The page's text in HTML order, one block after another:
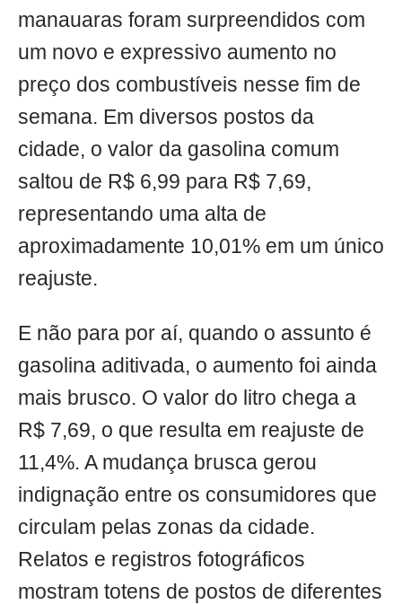
manauaras foram surpreendidos com
um novo e expressivo aumento no
preço dos combustíveis nesse fim de
semana. Em diversos postos da
cidade, o valor da gasolina comum
saltou de R$ 6,99 para R$ 7,69,
representando uma alta de
aproximadamente 10,01% em um único
reajuste.
E não para por aí, quando o assunto é
gasolina aditivada, o aumento foi ainda
mais brusco. O valor do litro chega a
R$ 7,69, o que resulta em reajuste de
11,4%. A mudança brusca gerou
indignação entre os consumidores que
circulam pelas zonas da cidade.
Relatos e registros fotográficos
mostram totens de postos de diferentes